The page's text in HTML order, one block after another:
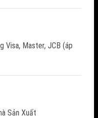
Visa, Master, JCB (áp
Sản Xuất